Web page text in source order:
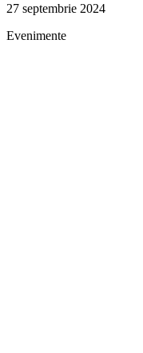
27 septembrie 2024
Evenimente